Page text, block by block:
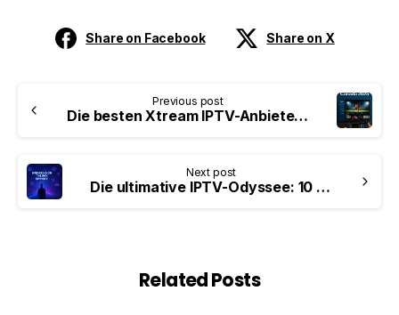
Share on Facebook Share on X
Previous post
Die besten Xtream IPTV-Anbieter in Kanada (Leitfaden 2025)
Next post
Die ultimative IPTV-Odyssee: 10 bewährte Strategien für reibungsloses Streaming
Related Posts